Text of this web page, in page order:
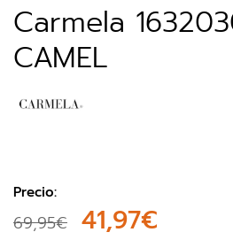
Carmela
CAMEL
Precio:
69,95€ 41,97€